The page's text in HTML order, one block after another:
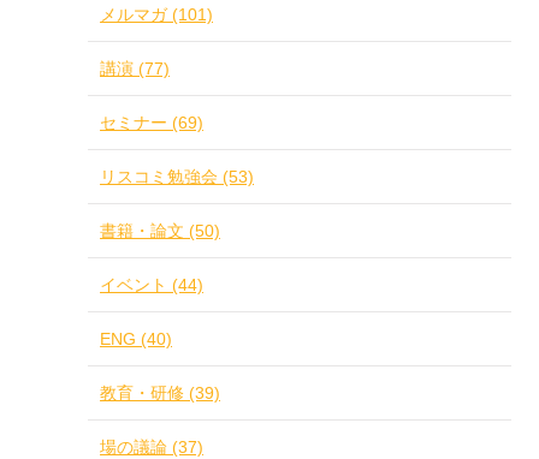
メルマガ (101)
講演 (77)
セミナー (69)
リスコミ勉強会 (53)
書籍・論文 (50)
イベント (44)
ENG (40)
教育・研修 (39)
場の議論 (37)